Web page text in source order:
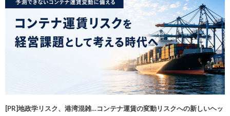
[PR]地政学リスク、港湾混雑…コンテナ運賃の変動リスクへの新しいヘッ